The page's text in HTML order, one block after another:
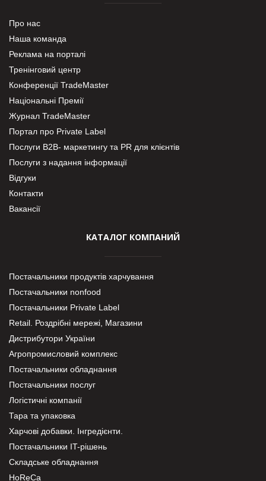
Про нас
Наша команда
Реклама на порталі
Тренінговий центр
Конференції TradeMaster
Національні Премії
Журнал TradeMaster
Портал про Private Label
Послуги В2В- маркетингу та PR для клієнтів
Послуги з надання інформації
Відгуки
Контакти
Вакансії
КАТАЛОГ КОМПАНИЙ
Постачальники продуктів харчування
Постачальники nonfood
Постачальники Private Label
Retail. Роздрібні мережі, Магазини
Дистрибутори України
Агропромисловий комплекс
Постачальники обладнання
Постачальники послуг
Логістичні компанії
Тара та упаковка
Харчові добавки. Інгредієнти.
Постачальники IT-рішень
Складське обладнання
HoReCa